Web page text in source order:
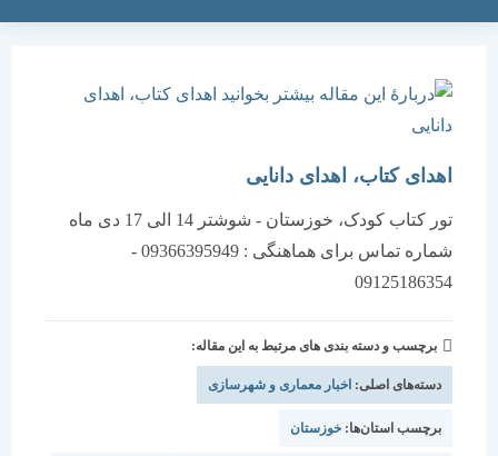
اهدای کتاب، اهدای دانایی
تور کتاب کودک، خوزستان - شوشتر 14 الی 17 دی ماه
شماره تماس برای هماهنگی : 09366395949 -
09125186354
برچسب و دسته بندی های مرتبط به این مقاله:
دسته‌های اصلی:اخبار معماری و شهرسازی
برچسب استان‌ها:خوزستان